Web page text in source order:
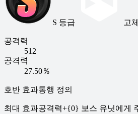
S 등급 고체
공격력
512
공격력
27.50％
호반 효과통행 정의
최대 효과공격력+{0} 보스 유닛에게